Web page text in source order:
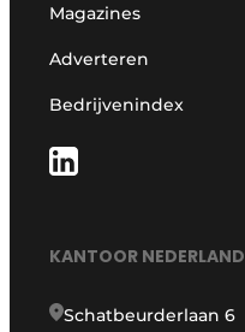
Magazines
Adverteren
Bedrijvenindex
KANTOOR NEDERLAND
Schatbeurderlaan 6